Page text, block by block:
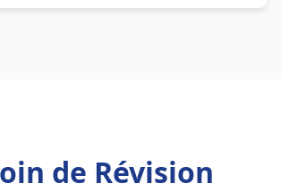
de Révision